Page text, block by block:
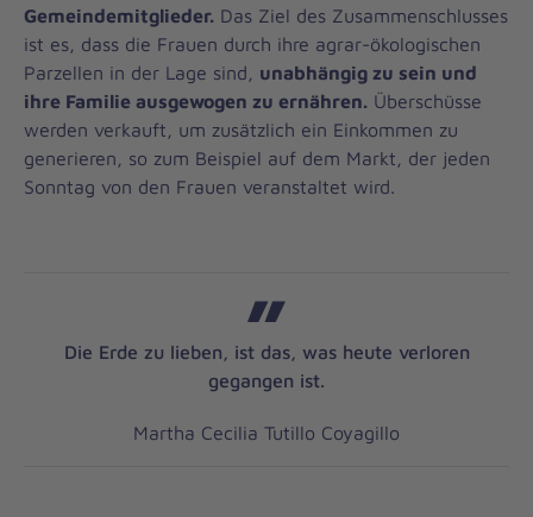
Gemeindemitglieder. Das Ziel des Zusammenschlusses
ist es, dass die Frauen durch ihre agrar-ökologischen
Parzellen in der Lage sind, unabhängig zu sein und
ihre Familie ausgewogen zu ernähren. Überschüsse
werden verkauft, um zusätzlich ein Einkommen zu
generieren, so zum Beispiel auf dem Markt, der jeden
Sonntag von den Frauen veranstaltet wird.
Die Erde zu lieben, ist das, was heute verloren
gegangen ist.
Martha Cecilia Tutillo Coyagillo